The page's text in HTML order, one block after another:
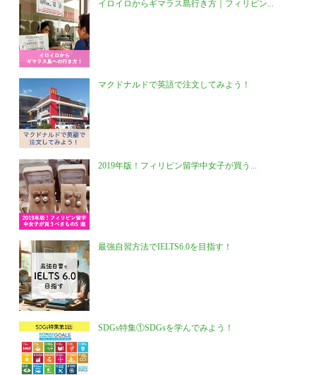
イロイロからギマラス島行き方｜フィリピン...
マクドナルドで英語で注文してみよう！
2019年版！フィリピン留学中女子が買う...
最強自習方法でIELTS6.0を目指す！
SDGs特集①SDGsを学んでみよう！